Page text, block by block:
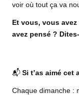
voir où tout ça va
Et vous, vous
avez pensé ?
📬 Si t’as aimé cet
Chaque dimanche :